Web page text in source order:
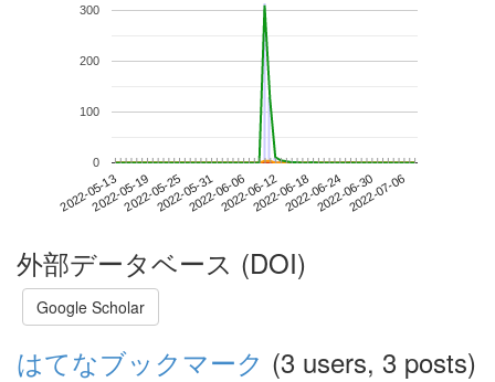
2022-05-132022-05-192022-05-252022-05-312022-06-062022-06-122022-06-182022-06-242022-06-302022-07-06
0
100
200
300
外部データベース (DOI)
Google Scholar
はてなブックマーク (3 users, 3 posts)